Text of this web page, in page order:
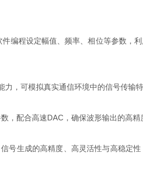
程设定幅值、频率、相位等参数，
可模拟真实通信环境中的信号传输特
配合高速DAC，确保波形输出的高精
生成的高精度、高灵活性与高稳定